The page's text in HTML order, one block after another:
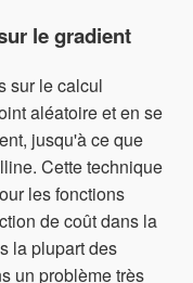
le gradient
sur le calcul
aléatoire et en se
jusqu'à ce que
Cette technique
les fonctions
de coût dans la
la plupart des
un problème très